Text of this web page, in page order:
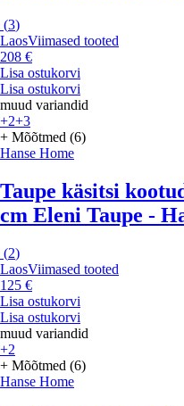
(3)
LaosViimased tooted
208 €
Lisa ostukorvi
Lisa ostukorvi
muud variandid
+2+3
+ Mõõtmed (6)
Hanse Home
Taupe käsitsi
cm Eleni Taupe -
(2)
LaosViimased tooted
125 €
Lisa ostukorvi
Lisa ostukorvi
muud variandid
+2
+ Mõõtmed (6)
Hanse Home